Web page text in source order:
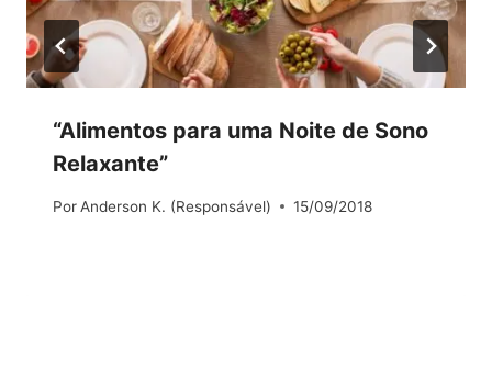
“Alimentos para uma Noite de Sono
Relaxante”
Por Anderson K. (Responsável) 15/09/2018